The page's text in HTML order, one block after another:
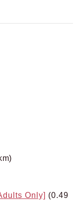
Only] (0.49